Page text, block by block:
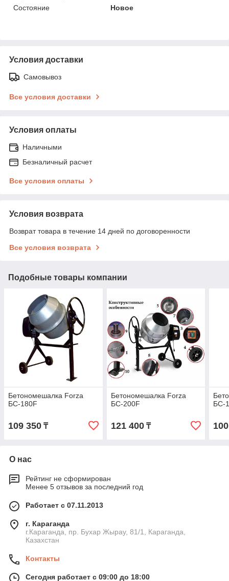
Состояние
Новое
Условия доставки
Самовывоз
Все условия доставки
Условия оплаты
Наличными
Безналичный расчет
Все условия оплаты
Условия возврата
Возврат товара в течение 14 дней по договоренности
Все условия возврата
Подобные товары компании
Бетономешалка Forza
БС-180F
109 350 ₸
Бетономешалка Forza
БС-200F
121 400₸
БС-
О нас
Рейтинг не сформирован
Менее 5 отзывов за последний год
Работает с 07.11.2013
г. Караганда
г.Караганда, пр. Бухар Жырау, 81/1, Караганда,
Казахстан
Контакты
Сегодня работает с 09:00 до 18:00